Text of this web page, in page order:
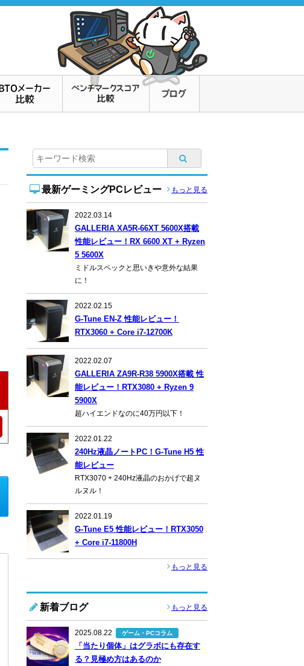
最新ゲーミングPCレビュー もっと見る
2022.03.14
GALLERIA XA5R-66XT 5600X搭載
性能レビュー！RX 6600 XT + Ryzen
5 5600X
ミドルスペックと思いきや意外な結果
に！
2022.02.15
G-Tune EN-Z 性能レビュー！
RTX3060 + Core i7-12700K
2022.02.07
GALLERIA ZA9R-R38 5900X搭載 性
能レビュー！RTX3080 + Ryzen 9
5900X
超ハイエンドなのに40万円以下！
2022.01.22
240Hz液晶ノートPC！G-Tune H5 性
能レビュー
RTX3070 + 240Hz液晶のおかげで超ヌ
ルヌル！
2022.01.19
G-Tune E5 性能レビュー！RTX3050
+ Core i7-11800H
もっと見る
新着ブログ もっと見る
2025.08.22 ゲーム・PCコラム
「当たり個体」はグラボにも存在す
る？見極め方はあるのか